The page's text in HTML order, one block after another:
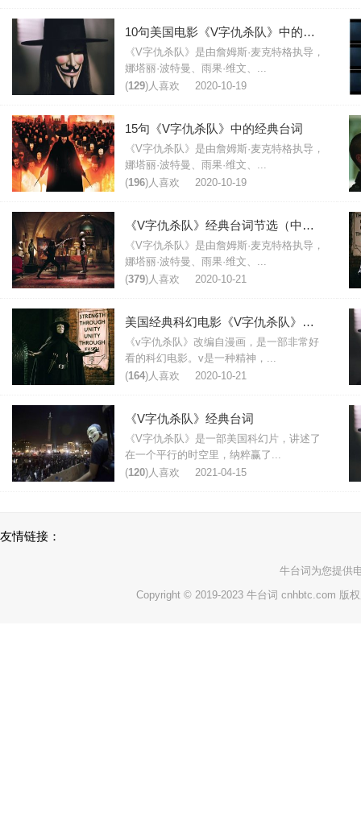
10句美国电影《V字仇杀队》中的台词
《V字仇杀队》是由詹姆斯·麦克特格执导，
娜塔丽·波特曼、雨果·维文、...
(129)人喜欢 2020-10-19
15句《V字仇杀队》中的经典台词
《V字仇杀队》是由詹姆斯·麦克特格执导，
娜塔丽·波特曼、雨果·维文、...
(196)人喜欢 2020-10-19
《V字仇杀队》经典台词节选（中英对照）
《V字仇杀队》是由詹姆斯·麦克特格执导，
娜塔丽·波特曼、雨果·维文、...
(379)人喜欢 2020-10-21
美国经典科幻电影《V字仇杀队》经典台词大全
《v字仇杀队》改编自漫画，是一部非常好
看的科幻电影。v是一种精神，...
(164)人喜欢 2020-10-21
《V字仇杀队》经典台词
《V字仇杀队》是一部美国科幻片，讲述了
在一个平行的时空里，纳粹赢了...
(120)人喜欢 2021-04-15
友情链接：
牛台词 为您提供
Copyright © 2019-2023 牛台词 cnhbtc.com 版